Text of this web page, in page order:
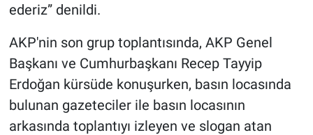
ederiz” denildi.
AKP'nin son grup toplantısında, AKP Genel
Başkanı ve Cumhurbaşkanı Recep Tayyip
Erdoğan kürsüde konuşurken, basın locasında
bulunan gazeteciler ile basın locasının
arkasında toplantıyı izleyen ve slogan atan